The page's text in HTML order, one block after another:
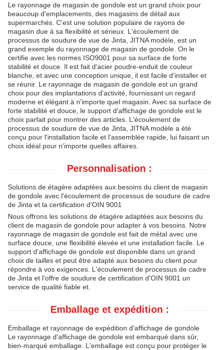
Le rayonnage de magasin de gondole est un grand choix pour
beaucoup d'emplacements, des magasins de détail aux
supermarchés. C'est une solution populaire de rayons de
magasin due à sa flexibilité et sérieux. L'écoulement de
processus de soudure de vue de Jinta, JITNA modèle, est un
grand exemple du rayonnage de magasin de gondole. On le
certifie avec les normes ISO9001 pour sa surface de forte
stabilité et douce. Il est fait d'acier poudre-enduit de couleur
blanche, et avec une conception unique, il est facile d'installer et
se réunir. Le rayonnage de magasin de gondole est un grand
choix pour des implantations d'activité, fournissant un regard
moderne et élégant à n'importe quel magasin. Avec sa surface de
forte stabilité et douce, le support d'affichage de gondole est le
choix parfait pour montrer des articles. L'écoulement de
processus de soudure de vue de Jinta, JITNA modèle a été
conçu pour l'installation facile et l'assemblée rapide, lui faisant un
choix idéal pour n'importe quelles affaires.
Personnalisation :
Solutions de étagère adaptées aux besoins du client de magasin
de gondole avec l'écoulement de processus de soudure de cadre
de Jinta et la certification d'OIN 9001
Nous offrons les solutions de étagère adaptées aux besoins du
client de magasin de gondole pour adapter à vos besoins. Notre
rayonnage de magasin de gondole est fait de métal avec une
surface douce, une flexibilité élevée et une installation facile. Le
support d'affichage de gondole est disponible dans un grand
choix de tailles et peut être adapté aux besoins du client pour
répondre à vos exigences. L'écoulement de processus de cadre
de Jinta et l'offre de soudure de certification d'OIN 9001 un
service de qualité fiable et.
Emballage et expédition :
Emballage et rayonnage de expédition d'affichage de gondole
Le rayonnage d'affichage de gondole est embarqué dans sûr,
bien-marqué emballage. L'emballage est conçu pour protéger le